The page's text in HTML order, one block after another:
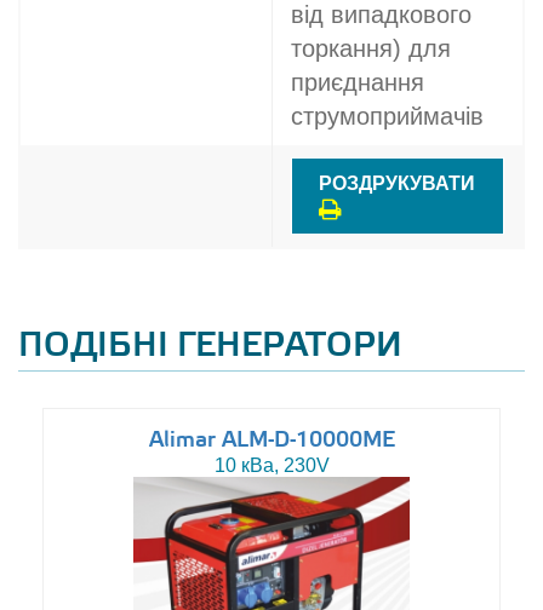
від випадкового
торкання) для
приєднання
струмоприймачів
РОЗДРУКУВАТИ
ПОДІБНІ ГЕНЕРАТОРИ
Alimar ALM-D-10000ME
10 кВа, 230V